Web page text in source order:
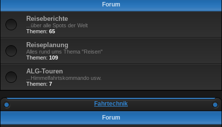
Forum
Reiseberichte
...über alle Spots der Welt
Themen: 65
Reiseplanung
Alles rund ums Thema "Reisen"
Themen: 109
ALG-Touren
...Himmelfahrtskommando usw.
Themen: 7
Fahrtechnik
Forum